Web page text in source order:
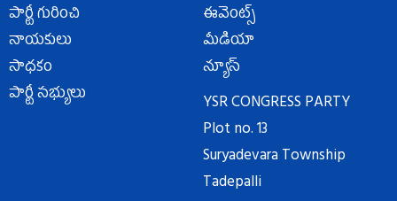
పార్టీ గురించి
నాయకులు
సాధకం
పార్టీ సభ్యులు
ఈవెంట్స్
మీడియా
న్యూస్
YSR CONGRESS PARTY
Plot no. 13
Suryadevara Township
Tadepalli